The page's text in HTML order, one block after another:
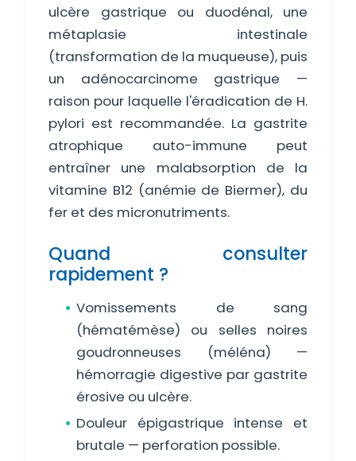
ulcère gastrique ou duodénal, une
métaplasie intestinale
(transformation de la muqueuse), puis
un adénocarcinome gastrique —
raison pour laquelle l'éradication de H.
pylori est recommandée. La gastrite
atrophique auto-immune peut
entraîner une malabsorption de la
vitamine B12 (anémie de Biermer), du
fer et des micronutriments.
Quand consulter
rapidement ?
Vomissements de sang
(hématémèse) ou selles noires
goudronneuses (méléna) —
hémorragie digestive par gastrite
érosive ou ulcère.
Douleur épigastrique intense et
brutale — perforation possible.